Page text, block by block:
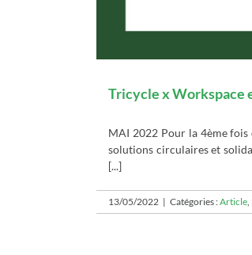
Tricycle x Workspace
MAI 2022 Pour la 4ème fois
solutions circulaires et
[...]
13/05/2022 | Catégories :Article,